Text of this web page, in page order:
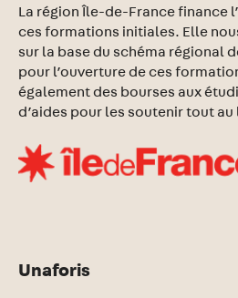
La région Île-de-France finance
ces formations initiales. Elle
sur la base du schéma régional
pour l’ouverture de ces
également des bourses aux
d’aides pour les soutenir tout
Unaforis